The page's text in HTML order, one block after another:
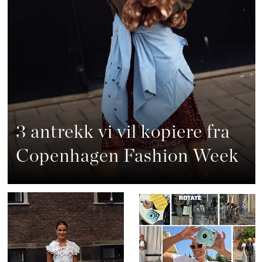
3 antrekk vi vil kopiere fra
Copenhagen Fashion Week